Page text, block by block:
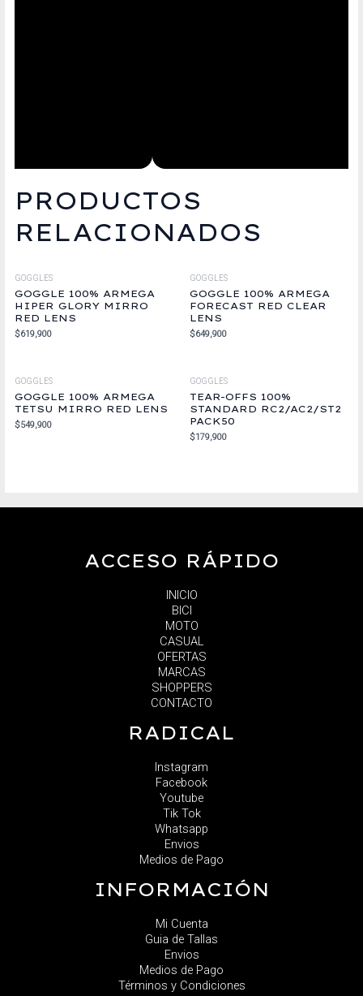
PRODUCTOS
RELACIONADOS
GOGGLES
GOGGLE 100% ARMEGA
HIPER GLORY MIRRO
RED LENS
$619,900
GOGGLES
GOGGLE 100% ARMEGA
FORECAST RED CLEAR
LENS
$649,900
GOGGLES
GOGGLE 100% ARMEGA
TETSU MIRRO RED LENS
$549,900
GOGGLES
TEAR-OFFS 100%
STANDARD RC2/AC2/ST2
PACK50
$179,900
ACCESO RÁPIDO
INICIO
BICI
MOTO
CASUAL
OFERTAS
MARCAS
SHOPPERS
CONTACTO
RADICAL
Instagram
Facebook
Youtube
Tik Tok
Whatsapp
Envios
Medios de Pago
INFORMACIÓN
Mi Cuenta
Guia de Tallas
Envios
Medios de Pago
Términos y Condiciones